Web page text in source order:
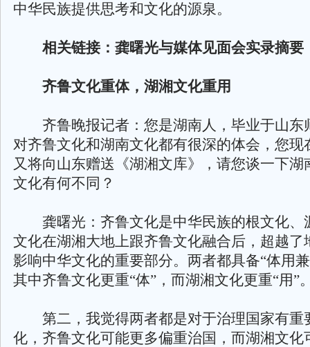
中华民族提供思考和文化的源泉。
相关链接：龚曙光与媒体见面会实录摘要
齐鲁文化重体，湖湘文化重用
齐鲁晚报记者：您是湖南人，毕业于山东
对齐鲁文化和湖南文化都有很深的体会，您现
又将向山东赠送《湖湘文库》，请您谈一下湖
文化有何不同？
龚曙光：齐鲁文化是中华民族的根文化、
文化在湖湘大地上跟齐鲁文化融合后，超越了
影响中华文化的重要部分。两者都具备“体用
其中齐鲁文化更重“体”，而湖湘文化更重“用”
第二，我觉得两者都是对于治理国家有重
化，齐鲁文化可能更多偏重治国，而湖湘文化